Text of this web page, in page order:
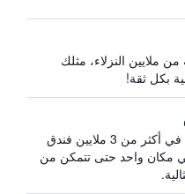
ملايين النزلاء، مثلك
بكل ثقة!
يبحث HotelsCombined في أكثر من 3 ملايين فندق
مكان واحد حتى تتمكن من